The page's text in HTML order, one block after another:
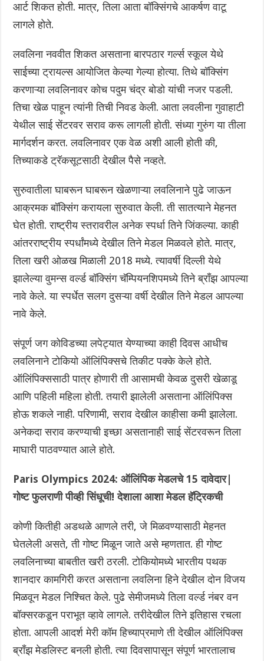
आर्ट शिकत होती. मात्र, तिला आता बॉक्सिंगचे आकर्षण वाटू
लागले होते.
लवलिना नववीत शिकत असताना बारपठार गर्ल्स स्कूल येथे
साईच्या ट्रायल्स आयोजित केल्या गेल्या होत्या. तिथे बॉक्सिंग
करणाऱ्या लवलिनावर कोच पदुम चंद्र बोडो यांची नजर पडली.
तिचा खेळ पाहून त्यांनी तिची निवड केली. आता लवलीना गुवाहाटी
येथील साई सेंटरवर सराव करू लागली होती. संध्या गुरुंग या तीला
मार्गदर्शन करत. लवलिनावर एक वेळ अशी आली होती की,
तिच्याकडे ट्रॅकसूटसाठी देखील पैसे नव्हते.
सुरुवातीला घाबरून घाबरून खेळणाऱ्या लवलिनाने पुढे जाऊन
आक्रमक बॉक्सिंग करायला सुरुवात केली. ती सातत्याने मेहनत
घेत होती. राष्ट्रीय स्तरावरील अनेक स्पर्धा तिने जिंकल्या. काही
आंतरराष्ट्रीय स्पर्धांमध्ये देखील तिने मेडल मिळवले होते. मात्र,
तिला खरी ओळख मिळाली 2018 मध्ये. त्यावर्षी दिल्ली येथे
झालेल्या वुमन्स वर्ल्ड बॉक्सिंग चॅम्पियनशिपमध्ये तिने ब्रॉंझ आपल्या
नावे केले. या स्पर्धेत सलग दुसऱ्या वर्षी देखील तिने मेडल आपल्या
नावे केले.
संपूर्ण जग कोविडच्या लपेट्यात येण्याच्या काही दिवस आधीच
लवलिनाने टोकियो ऑलिंपिक्सचे तिकीट पक्के केले होते.
ऑलिंपिक्ससाठी पात्र होणारी ती आसामची केवळ दुसरी खेळाडू
आणि पहिली महिला होती. तयारी झालेली असताना ऑलिंपिक्स
होऊ शकले नाही. परिणामी, सराव देखील काहीसा कमी झालेला.
अनेकदा सराव करण्याची इच्छा असतानाही साई सेंटरवरून तिला
माघारी पाठवण्यात आले होते.
Paris Olympics 2024:‌ ऑलिंपिक मेडलचे 15 दावेदार|
गोष्ट फुलराणी पीव्ही सिंधूची! देशाला आशा मेडल हॅट्रिकची
कोणी कितीही अडथळे आणले तरी, जे मिळवण्यासाठी मेहनत
घेतलेली असते, ती गोष्ट मिळून जाते असे म्हणतात. ही गोष्ट
लवलिनाच्या बाबतीत खरी ठरली.‌ टोकियोमध्ये भारतीय पथक
शानदार कामगिरी करत असताना लवलिना हिने देखील दोन विजय
मिळवून मेडल निश्चित केले. पुढे सेमीजमध्ये तिला वर्ल्ड नंबर वन
बॉक्सरकडून पराभूत व्हावे लागले. तरीदेखील तिने इतिहास रचला
होता. आपली आदर्श मेरी कॉम हिच्याप्रमाणे ती देखील ऑलिंपिक्स
ब्रॉंझ मेडलिस्ट बनली होती. त्या दिवसापासून संपूर्ण भारतालाच